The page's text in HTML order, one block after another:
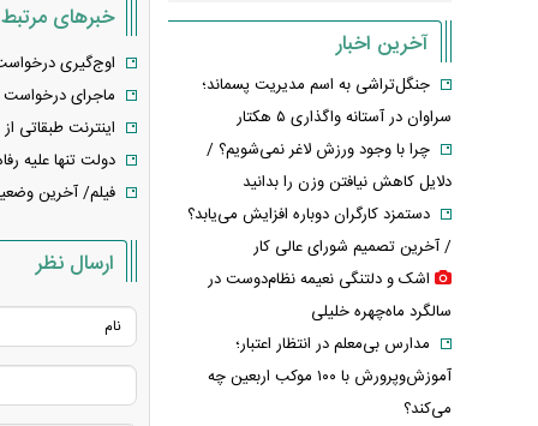
خبرهای مرتبط
اوج‌گیری
️ماجرای درخواست
اینترنت طبقاتی
دولت تنها علیه
فیلم/ آخرین
ارسال نظر
آخرین اخبار
جنگل‌تراشی به اسم مدیریت پسماند؛
سراوان در آستانه واگذاری ۵ هکتار
چرا با وجود ورزش لاغر نمی‌شویم؟ /
دلایل کاهش نیافتن وزن را بدانید
دستمزد کارگران دوباره افزایش می‌یابد؟
/ آخرین تصمیم شورای عالی کار
اشک و دلتنگی نعیمه نظام‌دوست در
سالگرد ماه‌چهره خلیلی
مدارس بی‌معلم در انتظار اعتبار؛
آموزش‌وپرورش با ۱۰۰ موکب اربعین چه
می‌کند؟